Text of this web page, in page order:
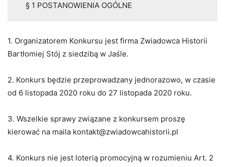
§ 1 POSTANOWIENIA OGÓLNE
1. Organizatorem Konkursu jest firma Zwiadowca Historii
Bartłomiej Stój z siedzibą w Jaśle.
2. Konkurs będzie przeprowadzany jednorazowo, w czasie
od 6 listopada 2020 roku do 27 listopada 2020 roku.
3. Wszelkie sprawy związane z konkursem proszę
kierować na maila kontakt@zwiadowcahistorii.pl
4. Konkurs nie jest loterią promocyjną w rozumieniu Art. 2